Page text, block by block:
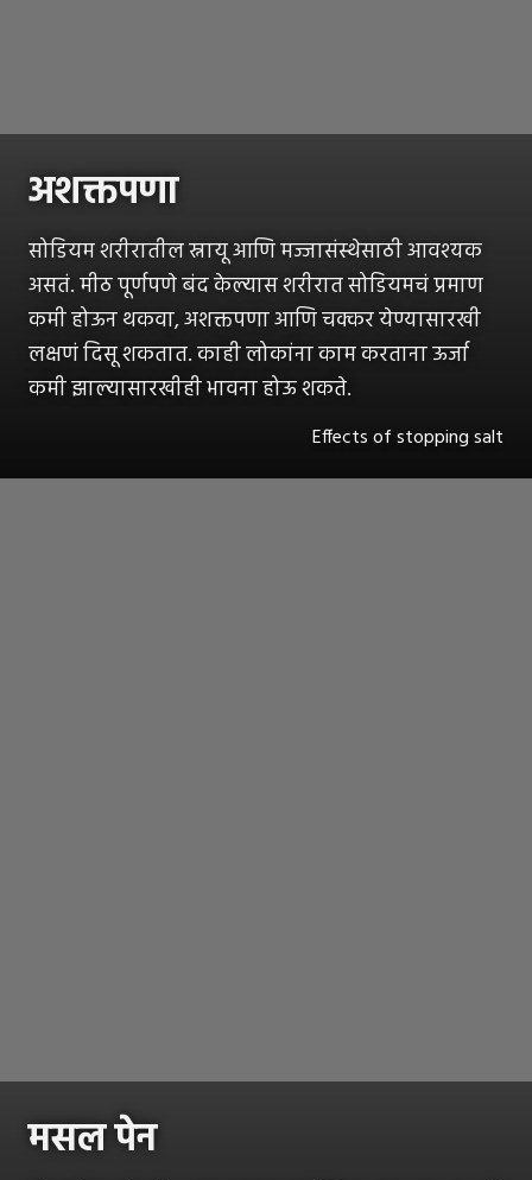
अशक्तपणा
सोडियम शरीरातील स्नायू आणि मज्जासंस्थेसाठी आवश्यक
असतं. मीठ पूर्णपणे बंद केल्यास शरीरात सोडियमचं प्रमाण
कमी होऊन थकवा, अशक्तपणा आणि चक्कर येण्यासारखी
लक्षणं दिसू शकतात. काही लोकांना काम करताना ऊर्जा
कमी झाल्यासारखीही भावना होऊ शकते.
Effects of stopping salt
मसल पेन